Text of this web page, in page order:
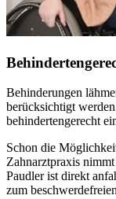
Behinderungen
berücksichtigt
behindertengerecht
Schon die
Zahnarztpraxis
Paudler ist direkt
zum